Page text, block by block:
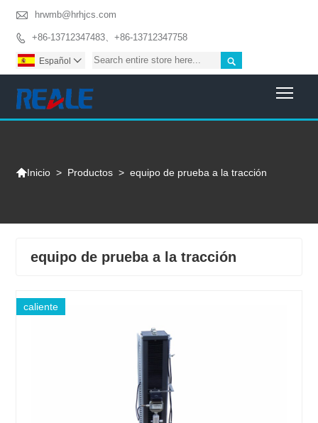
 hrwmb@hrhjcs.com
 +86-13712347483、+86-13712347758

Español 
Inicio > Productos > equipo de prueba a la tracción
equipo de prueba a la tracción
caliente